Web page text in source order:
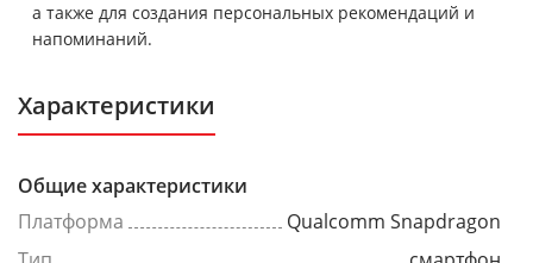
а также для создания персональных рекомендаций и
напоминаний.
Характеристики
Общие характеристики
Платформа
Qualcomm Snapdragon